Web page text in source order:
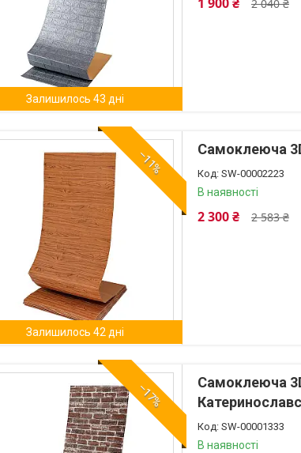
Залишилось 43 дні
2 040 ₴
–11%
Залишилось 42 дні
Самоклеюча
SW-00002223
В наявності
2 583 ₴
2 300 ₴
–17%
Самоклеюча
SW-00001333
В наявності